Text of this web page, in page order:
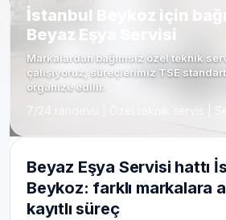
İstanbul Beykoz için
Beyaz Eşya Servisi
Markalardan bağımsız özel teknik
çalışıyoruz; süreçlerimiz TSE
organize edilir.
7/24 randevu | Özel teknik servis |
Beyaz Eşya Servisi hattı
Beykoz: farklı markalara
kayıtlı süreç